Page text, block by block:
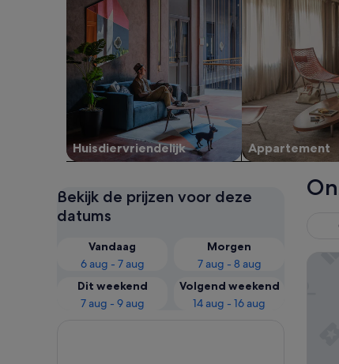
Huisdiervriendelijk Appartement
Bekijk de prijzen voor deze
datums
Vandaag
6 aug - 7 aug
Morgen
7 aug - 8 aug
Dit weekend
7 aug - 9 aug
Volgend weekend
14 aug - 16 aug